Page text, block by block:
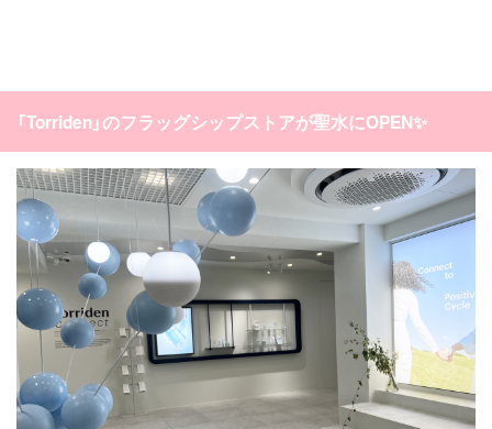
「Torriden」のフラッグシップストアが聖水にOPEN✨